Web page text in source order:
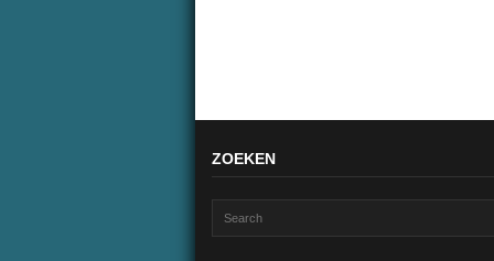
ZOEKEN